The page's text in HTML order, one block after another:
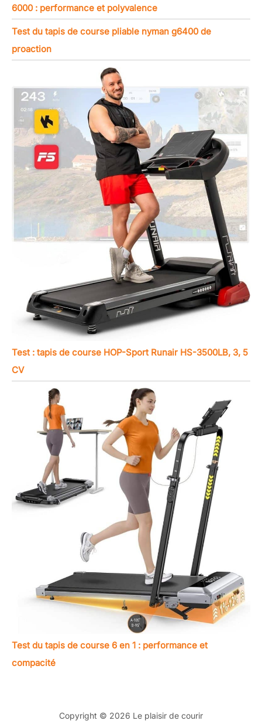
6000 : performance et polyvalence
Test du tapis de course pliable nyman g6400 de
proaction
Test : tapis de course HOP-Sport Runair HS-3500LB, 3, 5
CV
Test du tapis de course 6 en 1 : performance et
compacité
Copyright © 2026 Le plaisir de courir